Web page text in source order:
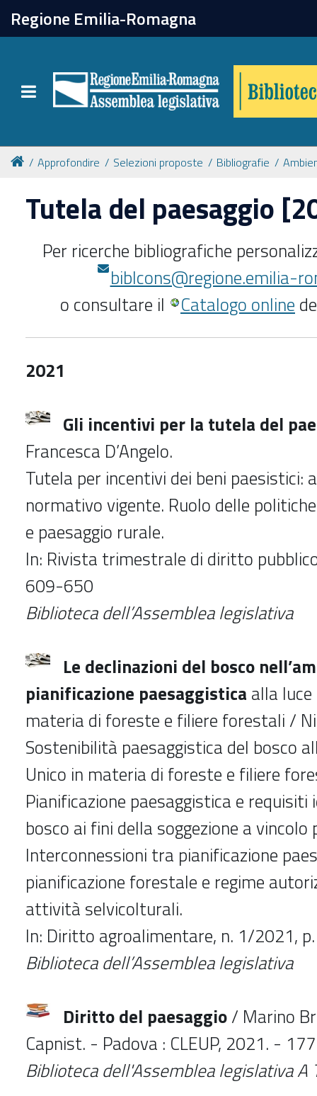
Regione Emilia-Romagna
Toggle navigation
chiudi
Catalogo online
Collezioni
Per approfondire
Appuntamenti
Approfondire Selezioni proposte Bibliografie
Tutela del paesaggio
Per ricerche bibliografiche
biblcons@regione.emilia-
o consultare il
Catalogo online
2021
Gli incentivi per la tutela del
Francesca D’Angelo.
Tutela per incentivi dei beni paesistici:
normativo vigente. Ruolo delle
e paesaggio rurale.
In: Rivista trimestrale di diritto
609-650
Biblioteca dell’Assemblea legislativa
Le declinazioni del bosco
pianificazione paesaggistica alla
materia di foreste e filiere forestali /
Sostenibilità paesaggistica del bosco
Unico in materia di foreste e filiere
Pianificazione paesaggistica e
bosco ai fini della soggezione a vincolo
Interconnessioni tra pianificazione
pianificazione forestale e regime
attività selvicolturali.
In: Diritto agroalimentare, n. 1/2021,
Biblioteca dell’Assemblea legislativa
Diritto del paesaggio/ Marino
Capnist. - Padova : CLEUP, 2021. -
Biblioteca dell'Assemblea legislativaA